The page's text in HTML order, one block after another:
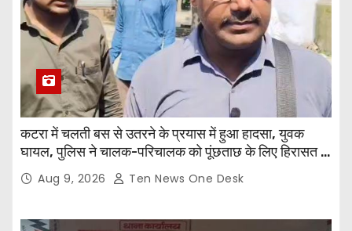
कटरा में चलती बस से उतरने के प्रयास में हुआ हादसा, युवक
घायल, पुलिस ने चालक-परिचालक को पूंछताछ के लिए हिरासत में
लियाAug 9, 2026 Ten News One Desk